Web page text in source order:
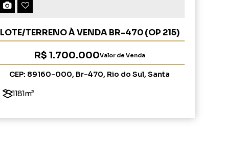
LOTE/TERRENO À VENDA BR-470 (OP 215)
R$ 1.700.000Valor de Venda
CEP: 89160-000, Br-470, Rio do Sul,Santa
1181m²